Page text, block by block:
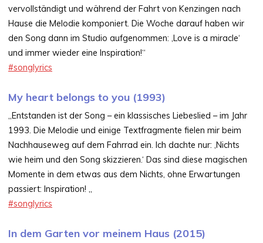
vervollständigt und während der Fahrt von Kenzingen nach
Hause die Melodie komponiert. Die Woche darauf haben wir
den Song dann im Studio aufgenommen: ‚Love is a miracle‘
und immer wieder eine Inspiration!“
#songlyrics
My heart belongs to you (1993)
„Entstanden ist der Song – ein klassisches Liebeslied – im Jahr
1993. Die Melodie und einige Textfragmente fielen mir beim
Nachhauseweg auf dem Fahrrad ein. Ich dachte nur: ‚Nichts
wie heim und den Song skizzieren.‘ Das sind diese magischen
Momente in dem etwas aus dem Nichts, ohne Erwartungen
passiert: Inspiration! „
#songlyrics
In dem Garten vor meinem Haus (2015)